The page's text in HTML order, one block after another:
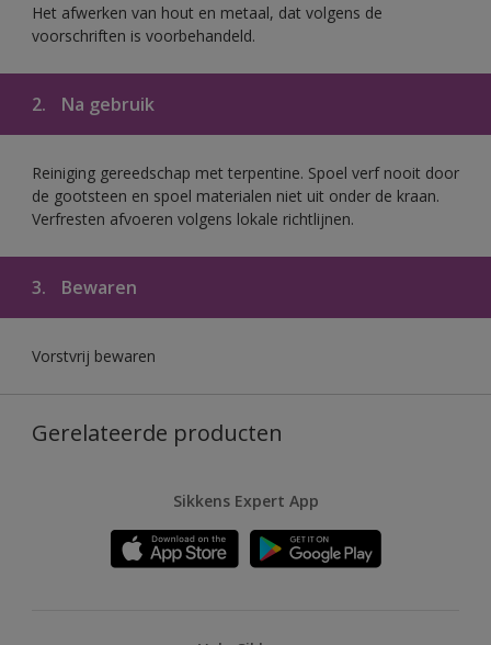
Het afwerken van hout en metaal, dat volgens de
voorschriften is voorbehandeld.
2. Na gebruik
Reiniging gereedschap met terpentine. Spoel verf nooit door
de gootsteen en spoel materialen niet uit onder de kraan.
Verfresten afvoeren volgens lokale richtlijnen.
3. Bewaren
Vorstvrij bewaren
Gerelateerde producten
Sikkens Expert App